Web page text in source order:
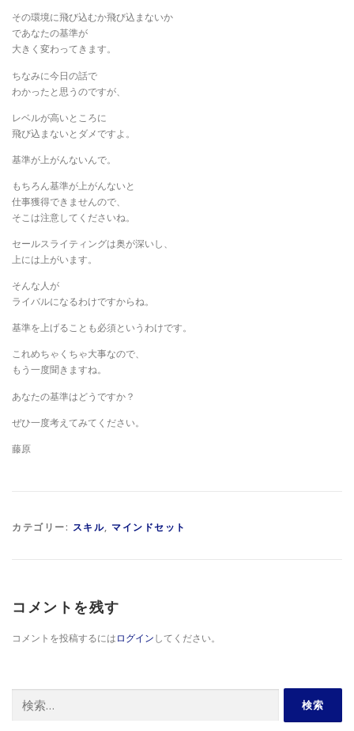
その環境に飛び込むか飛び込まないか
であなたの基準が
大きく変わってきます。
ちなみに今日の話で
わかったと思うのですが、
レベルが高いところに
飛び込まないとダメですよ。
基準が上がんないんで。
もちろん基準が上がんないと
仕事獲得できませんので、
そこは注意してくださいね。
セールスライティングは奥が深いし、
上には上がいます。
そんな人が
ライバルになるわけですからね。
基準を上げることも必須というわけです。
これめちゃくちゃ大事なので、
もう一度聞きますね。
あなたの基準はどうですか？
ぜひ一度考えてみてください。
藤原
カテゴリー: スキル, マインドセット
コメントを残す
コメントを投稿するにはログインしてください。
索: